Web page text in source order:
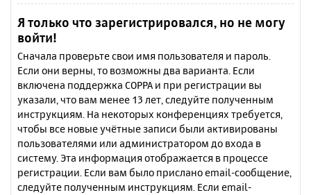
Я только что зарегистрировался, но не могу
войти!
Сначала проверьте свои имя пользователя и пароль.
Если они верны, то возможны два варианта. Если
включена поддержка COPPA и при регистрации вы
указали, что вам менее 13 лет, следуйте полученным
инструкциям. На некоторых конференциях требуется,
чтобы все новые учётные записи были активированы
пользователями или администратором до входа в
систему. Эта информация отображается в процессе
регистрации. Если вам было прислано email-сообщение,
следуйте полученным инструкциям. Если email-